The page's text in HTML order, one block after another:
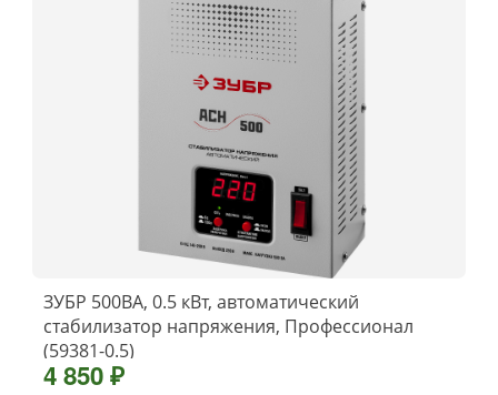
ЗУБР 500ВА, 0.5 кВт, автоматический
стабилизатор напряжения, Профессионал
(59381-0.5)
4 850 ₽